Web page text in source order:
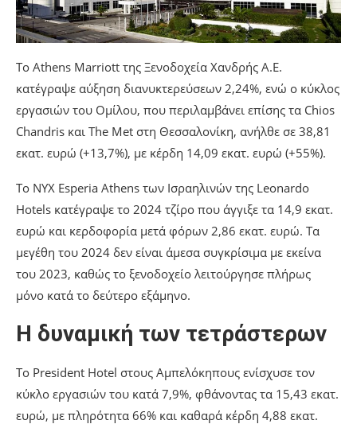
Το Athens Marriott της Ξενοδοχεία Χανδρής Α.Ε.
κατέγραψε αύξηση διανυκτερεύσεων 2,24%, ενώ ο κύκλος
εργασιών του Ομίλου, που περιλαμβάνει επίσης τα Chios
Chandris και The Met στη Θεσσαλονίκη, ανήλθε σε 38,81
εκατ. ευρώ (+13,7%), με κέρδη 14,09 εκατ. ευρώ (+55%).
Το NYX Esperia Athens των Ισραηλινών της Leonardo
Hotels κατέγραψε το 2024 τζίρο που άγγιξε τα 14,9 εκατ.
ευρώ και κερδοφορία μετά φόρων 2,86 εκατ. ευρώ. Τα
μεγέθη του 2024 δεν είναι άμεσα συγκρίσιμα με εκείνα
του 2023, καθώς το ξενοδοχείο λειτούργησε πλήρως
μόνο κατά το δεύτερο εξάμηνο.
Η δυναμική των τετράστερων
Το President Hotel στους Αμπελόκηπους ενίσχυσε τον
κύκλο εργασιών του κατά 7,9%, φθάνοντας τα 15,43 εκατ.
ευρώ, με πληρότητα 66% και καθαρά κέρδη 4,88 εκατ.